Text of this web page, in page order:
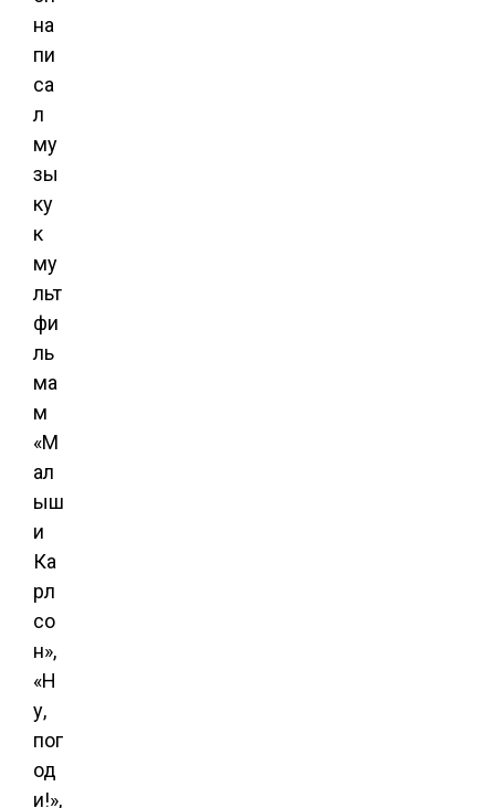
на
пи
са
л
му
зы
ку
к
му
льт
фи
ль
ма
м
«М
ал
ыш
и
Ка
рл
со
н»,
«Н
у,
пог
од
и!»,